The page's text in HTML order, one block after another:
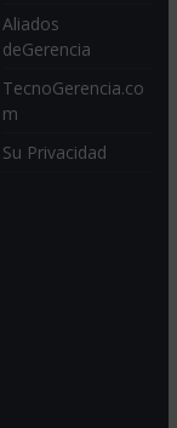
Aliados
deGerencia
TecnoGerencia.co
m
Su Privacidad